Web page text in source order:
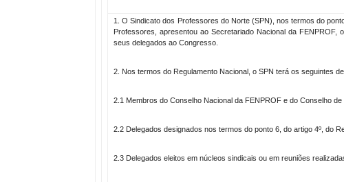
1. O Sindicato dos Professores do Norte (SPN), nos termos do
Professores, apresentou ao Secretariado Nacional da
seus delegados ao Congresso.
2. Nos termos do Regulamento Nacional, o SPN terá os seguintes
2.1 Membros do Conselho Nacional da FENPROF e do Conselho de
2.2 Delegados designados nos termos do ponto 6, do artigo 4º, do
2.3 Delegados eleitos em núcleos sindicais ou em reuniões